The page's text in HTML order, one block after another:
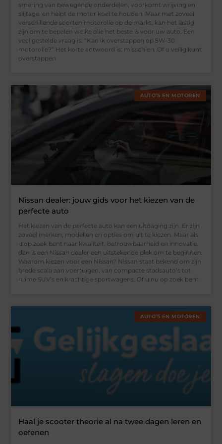
smering van bewegende onderdelen, voorkomt wrijving en
slijtage, en helpt de motor koel te houden. Maar met zoveel
verschillende soorten motorolie op de markt, kan het lastig
zijn om te bepalen welke olie het beste is voor uw auto. Een
veel gestelde vraag is: “Kan ik overstappen op 5W-30
motorolie?” Het korte antwoord is: misschien. Of u veilig kunt
overstappen
AUTO’S EN MOTOREN
Nissan dealer: jouw gids voor het kiezen van de
perfecte auto
Het kiezen van de perfecte auto kan een uitdaging zijn. Er zijn
zoveel merken, modellen en opties om uit te kiezen. Maar als
u op zoek bent naar kwaliteit, betrouwbaarheid en innovatie,
dan is een Nissan dealer een uitstekende plek om te beginnen.
Waarom kiezen voor een Nissan? Nissan staat bekend om zijn
brede scala aan voertuigen, van compacte stadsauto’s tot
ruime SUV’s en krachtige sportwagens. Of u nu op zoek bent
AUTO’S EN MOTOREN
Haal je scooter theorie al na twee dagen leren en
oefenen